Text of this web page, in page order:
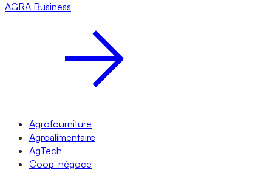
AGRA Business
Agrofourniture
Agroalimentaire
AgTech
Coop-négoce